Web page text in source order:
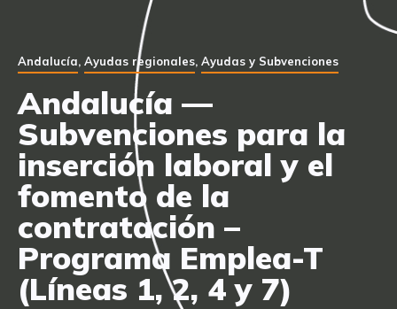
Andalucía, Ayudas regionales, Ayudas y Subvenciones
Andalucía —
Subvenciones para la
inserción laboral y el
fomento de la
contratación –
Programa Emplea-T
(Líneas 1, 2, 4 y 7)